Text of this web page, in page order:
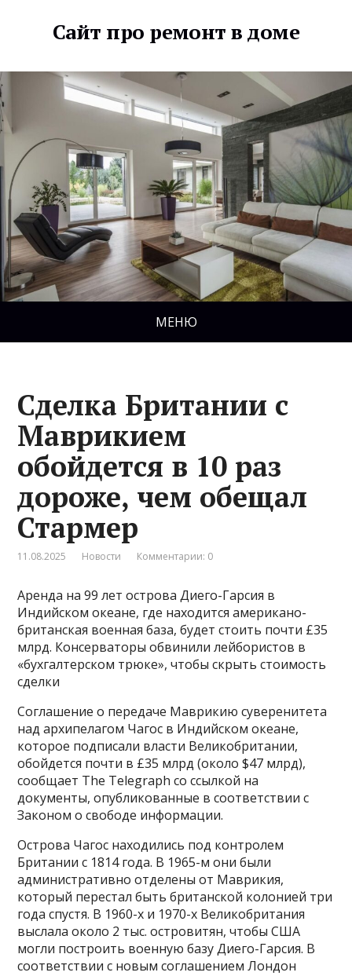
Сайт про ремонт в доме
МЕНЮ
Сделка Британии с
Маврикием
обойдется в 10 раз
дороже, чем обещал
Стармер
11.08.2025 Новости Комментарии: 0
Аренда на 99 лет острова Диего-Гарсия в
Индийском океане, где находится американо-
британская военная база, будет стоить почти £35
млрд. Консерваторы обвинили лейбористов в
«бухгалтерском трюке», чтобы скрыть стоимость
сделки
Соглашение о передаче Маврикию суверенитета
над архипелагом Чагос в Индийском океане,
которое подписали власти Великобритании,
обойдется почти в £35 млрд (около $47 млрд),
сообщает The Telegraph со ссылкой на
документы, опубликованные в соответствии с
Законом о свободе информации.
Острова Чагос находились под контролем
Британии с 1814 года. В 1965-м они были
административно отделены от Маврикия,
который перестал быть британской колонией три
года спустя. В 1960-х и 1970-х Великобритания
выслала около 2 тыс. островитян, чтобы США
могли построить военную базу Диего-Гарсия. В
соответствии с новым соглашением Лондон